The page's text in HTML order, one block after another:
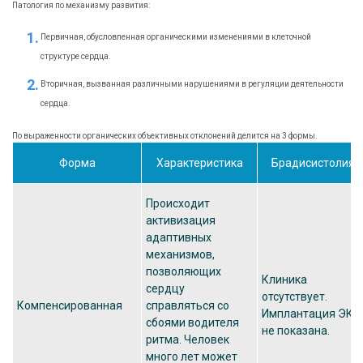
Патология по механизму развития:
Первичная, обусловленная органическими изменениями в клеточной
структуре сердца.
Вторичная, вызванная различными нарушениями в регуляции деятельности
сердца.
По выраженности органических объективных отклонений делится на 3 формы.
Форма Характеристика Брадисистолия
Компенсированная
Происходит
активизация
адаптивных
механизмов,
позволяющих
сердцу
справляться со
сбоями водителя
ритма. Человек
много лет может
Клиника
отсутствует.
Имплантация ЭКС
не показана.